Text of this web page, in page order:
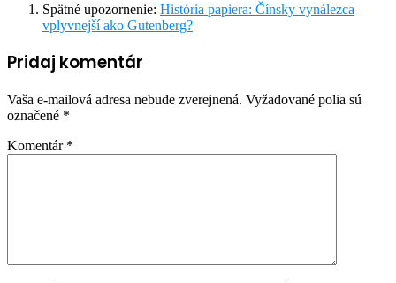
Spätné upozornenie: História papiera: Čínsky vynálezca
vplyvnejší ako Gutenberg?
Pridaj komentár
Vaša e-mailová adresa nebude zverejnená. Vyžadované polia sú
označené *
Komentár *